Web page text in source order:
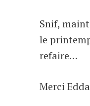
Snif,
le
refaire…
Merci